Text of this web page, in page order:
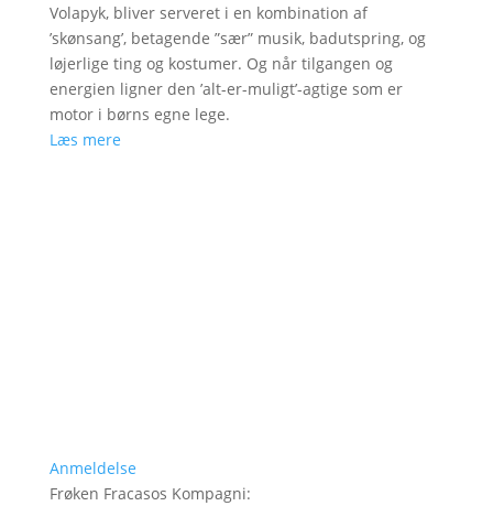
Volapyk, bliver serveret i en kombination af
’skønsang’, betagende ”sær” musik, badutspring, og
løjerlige ting og kostumer. Og når tilgangen og
energien ligner den ’alt-er-muligt’-agtige som er
motor i børns egne lege.
Læs mere
Anmeldelse
Frøken Fracasos Kompagni: